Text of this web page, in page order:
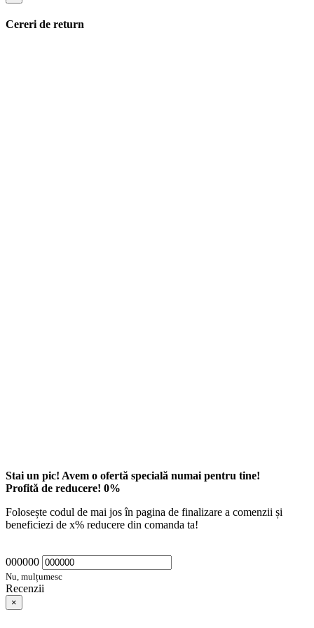
Cereri de return
Stai un pic! Avem o ofertă specială numai pentru tine!
Profită de reducere! 0%
Folosește codul de mai jos în pagina de finalizare a comenzii și
beneficiezi de x% reducere din comanda ta!
000000
Nu, mulțumesc
Recenzii
×